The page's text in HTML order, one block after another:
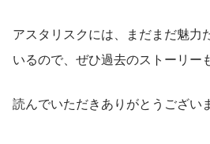
アスタリスクには、まだまだ魅力
いるので、ぜひ過去のストーリー
読んでいただきありがとうござい